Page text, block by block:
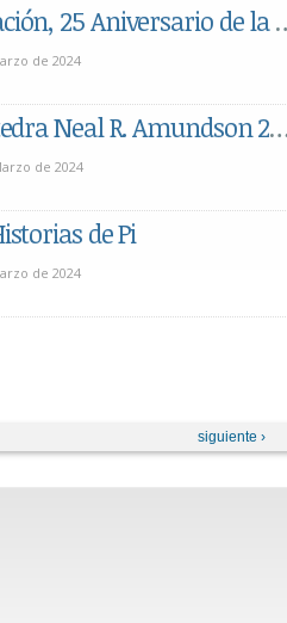
Inauguración, 25
de 2024
Día 1, Cátedra Neal R. Amundson
de 2024
de Pi
de 2024
siguiente ›